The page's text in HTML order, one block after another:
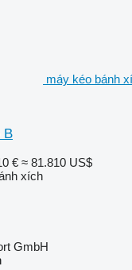
máy kéo bánh
B
€ ≈ 81.810 US$
xích
GmbH